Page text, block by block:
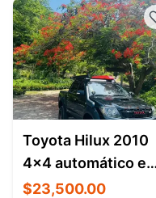
Toyota Hilux 2010
4x4 automático en
venta Santa Teresa
$23,500.00